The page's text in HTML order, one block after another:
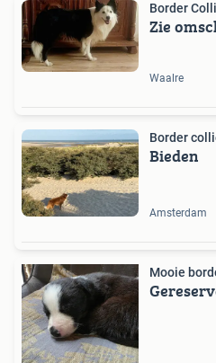
Border
Zie
Waalre
Border
Bieden
Amsterdam
Mooie